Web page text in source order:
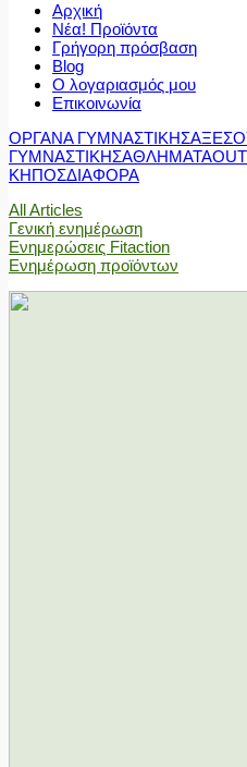
Αρχική
Νέα! Προϊόντα
Γρήγορη πρόσβαση
Blog
Ο λογαριασμός μου
Επικοινωνία
ΟΡΓΑΝΑ ΓΥΜΝΑΣΤΙΚΗΣ
ΓΥΜΝΑΣΤΙΚΗΣΑΘΛΗΜΑΤΑ
ΚΗΠΟΣΔΙΑΦΟΡΑ
All Articles
Γενική ενημέρωση
Ενημερώσεις Fitaction
Ενημέρωση προϊόντων